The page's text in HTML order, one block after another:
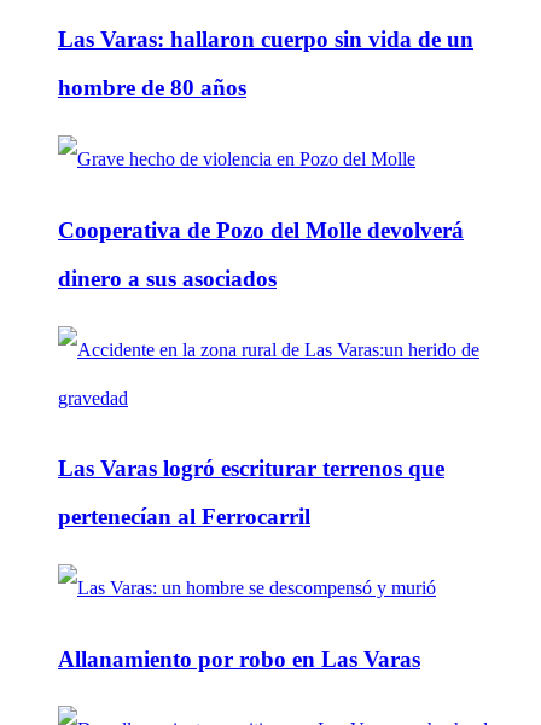
Las Varas: hallaron cuerpo sin vida de un
hombre de 80 años
Cooperativa de Pozo del Molle devolverá
dinero a sus asociados
Las Varas logró escriturar terrenos que
pertenecían al Ferrocarril
Allanamiento por robo en Las Varas